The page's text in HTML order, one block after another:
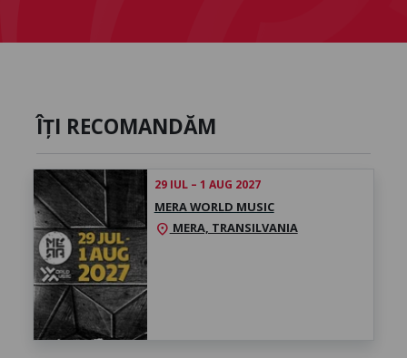
ÎȚI RECOMANDĂM
29 IUL – 1 AUG 2027
MERA WORLD MUSIC
location_on MERA, TRANSILVANIA